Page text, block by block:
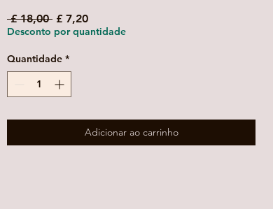
£ 18,00 Preço
normal
£ 7,20Preço
promocional
Desconto por quantidade
Quantidade *
Adicionar ao carrinho